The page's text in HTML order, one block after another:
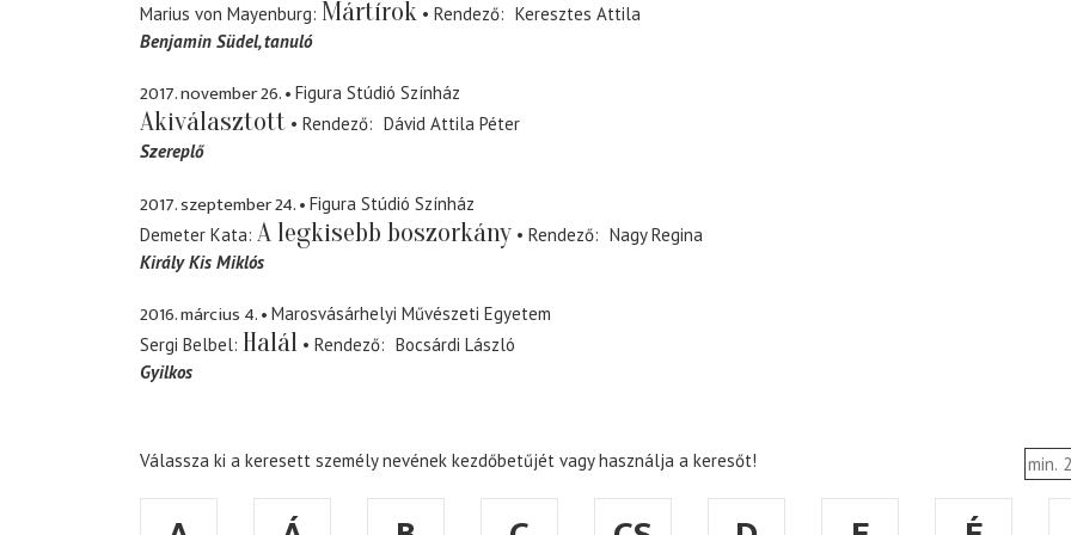
Marius von Mayenburg Mártírok Rendező
Keresztes Attila
Benjamin Südel tanuló
2017. november 26. Figura Stúdió Színház
Akiválasztott Rendező
Dávid Attila Péter
Szereplő
2017. szeptember 24.
Figura Stúdió Színház
Demeter Kata A legkisebb boszorkány Rendező
Nagy Regina
Király Kis Miklós
2016. március 4.
Marosvásárhelyi Művészeti Egyetem
Sergi Belbel Halál Rendező
Bocsárdi László
Gyilkos
Válassza ki a keresett személy nevének kezdőbetűjét vagy használja a keresőt!